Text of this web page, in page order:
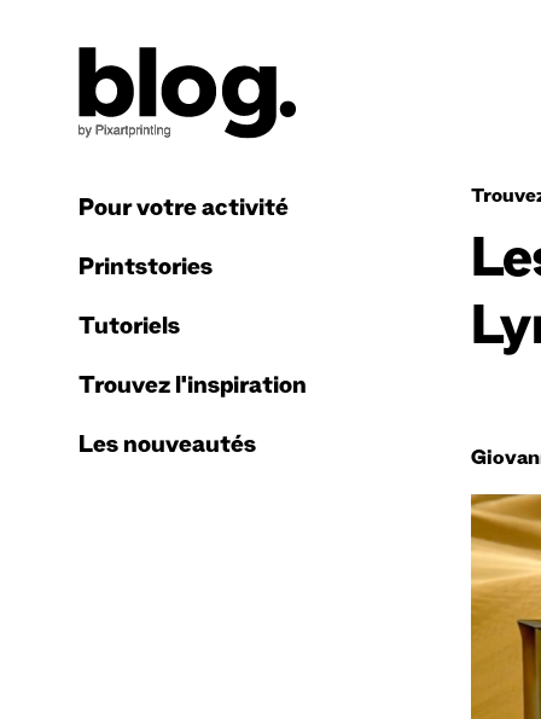
Pour votre activité
Printstories
Tutoriels
Trouvez l'inspiration
Les nouveautés